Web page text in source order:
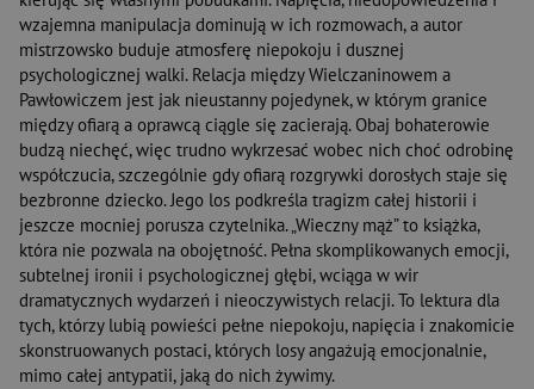
wzajemna manipulacja dominują w ich rozmowach, a autor
mistrzowsko buduje atmosferę niepokoju i dusznej
psychologicznej walki. Relacja między Wielczaninowem a
Pawłowiczem jest jak nieustanny pojedynek, w którym granice
między ofiarą a oprawcą ciągle się zacierają. Obaj bohaterowie
budzą niechęć, więc trudno wykrzesać wobec nich choć odrobinę
współczucia, szczególnie gdy ofiarą rozgrywki dorosłych staje się
bezbronne dziecko. Jego los podkreśla tragizm całej historii i
jeszcze mocniej porusza czytelnika. „Wieczny mąż” to książka,
która nie pozwala na obojętność. Pełna skomplikowanych emocji,
subtelnej ironii i psychologicznej głębi, wciąga w wir
dramatycznych wydarzeń i nieoczywistych relacji. To lektura dla
tych, którzy lubią powieści pełne niepokoju, napięcia i znakomicie
skonstruowanych postaci, których losy angażują emocjonalnie,
mimo całej antypatii, jaką do nich żywimy.